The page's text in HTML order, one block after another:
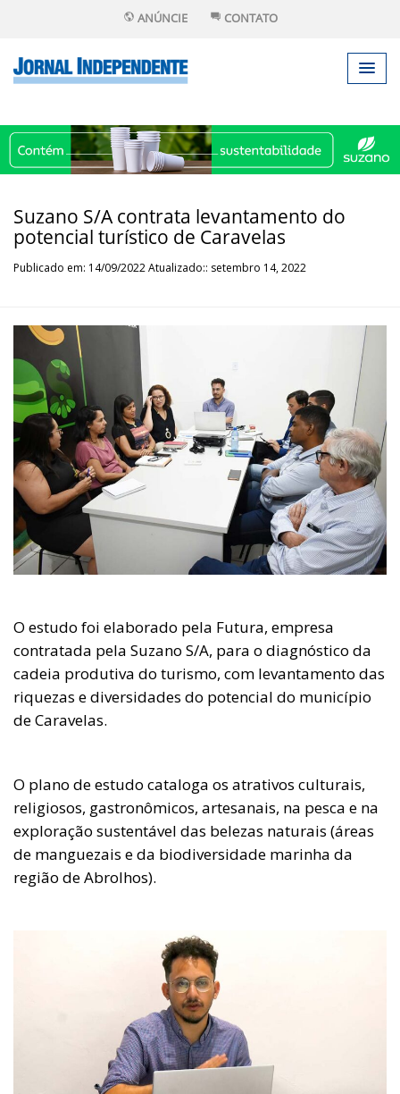
ANÚNCIE CONTATO
Suzano S/A contrata levantamento do
potencial turístico de Caravelas
Publicado em: 14/09/2022 Atualizado:: setembro 14, 2022
O estudo foi elaborado pela Futura, empresa
contratada pela Suzano S/A, para o diagnóstico da
cadeia produtiva do turismo, com levantamento das
riquezas e diversidades do potencial do município
de Caravelas.
O plano de estudo cataloga os atrativos culturais,
religiosos, gastronômicos, artesanais, na pesca e na
exploração sustentável das belezas naturais (áreas
de manguezais e da biodiversidade marinha da
região de Abrolhos).